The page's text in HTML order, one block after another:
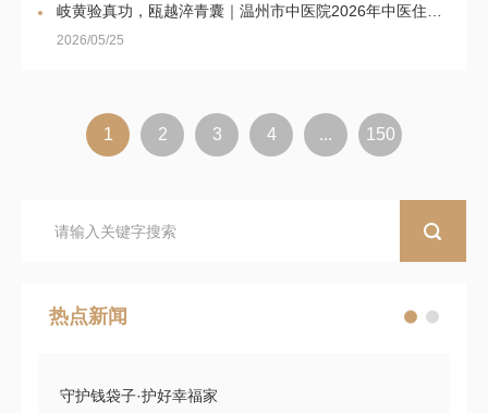
2026/05/25
1 2 3 4 ... 150
热点新闻
守护钱袋子·护好幸福家